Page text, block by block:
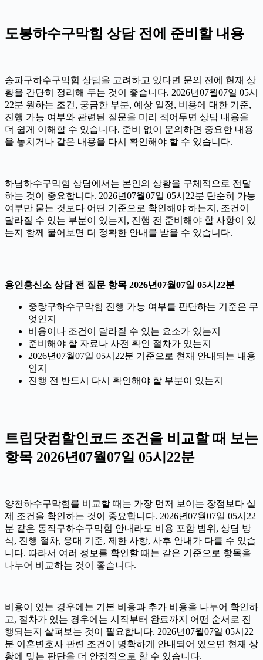
도봉하수구막힘 상담 전에 준비할 내용
송파구하수구막힘 상담을 고려하고 있다면 문의 전에 현재 상
황을 간단히 정리해 두는 것이 좋습니다. 2026년07월07일 05시
22분 원하는 조건, 궁금한 부분, 예상 일정, 비용에 대한 기준,
진행 가능 여부와 관련된 질문을 미리 적어두면 상담 내용을
더 쉽게 이해할 수 있습니다. 준비 없이 문의하면 중요한 내용
을 놓치거나 같은 내용을 다시 확인해야 할 수 있습니다.
하남하수구막힘 상담에서는 본인의 상황을 구체적으로 전달
하는 것이 중요합니다. 2026년07월07일 05시22분 단순히 가능
여부만 묻는 것보다 어떤 기준으로 확인해야 하는지, 조건이
달라질 수 있는 부분이 있는지, 진행 전 준비해야 할 사항이 있
는지 함께 물어보면 더 정확한 안내를 받을 수 있습니다.
용인흥신소 상담 전 질문 항목 2026년07월07일 05시22분
중랑구하수구막힘 진행 가능 여부를 판단하는 기준은 무
엇인지
비용이나 조건이 달라질 수 있는 요소가 있는지
준비해야 할 자료나 사전 확인 절차가 있는지
2026년07월07일 05시22분 기준으로 현재 안내되는 내용
인지
진행 전 반드시 다시 확인해야 할 부분이 있는지
트립닷컴할인코드 조건을 비교할 때 보는
항목 2026년07월07일 05시22분
양천하수구막힘를 비교할 때는 가장 먼저 보이는 장점보다 실
제 조건을 확인하는 것이 중요합니다. 2026년07월07일 05시22
분 같은 동작구하수구막힘 안내라도 비용 포함 범위, 상담 방
식, 진행 절차, 응대 기준, 제한 사항, 사후 안내가 다를 수 있습
니다. 따라서 여러 정보를 확인할 때는 같은 기준으로 항목을
나누어 비교하는 것이 좋습니다.
비용이 있는 경우에는 기본 비용과 추가 비용을 나누어 확인하
고, 절차가 있는 경우에는 시작부터 완료까지 어떤 순서로 진
행되는지 살펴보는 것이 필요합니다. 2026년07월07일 05시22
분 이혼변호사 관련 조건이 명확하게 안내되어 있으면 현재 상
황에 맞는 판단을 더 안정적으로 할 수 있습니다.